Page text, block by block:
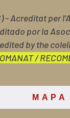
- Acreditat per
por la
by the
/
MAPA